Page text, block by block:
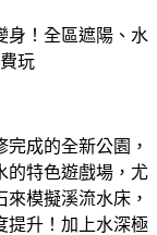
成的全新公園，
的特色遊戲場，尤
模擬溪流水床，
提升！加上水深極